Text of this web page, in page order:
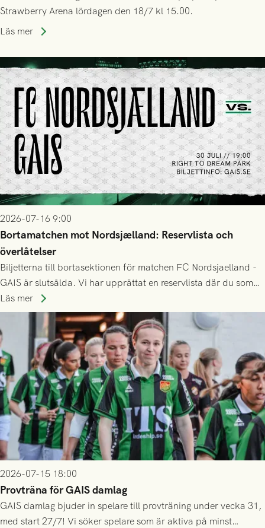
Strawberry Arena lördagen den 18/7 kl 15.00.
Läs mer
2026-07-16 9:00
Bortamatchen mot Nordsjælland: Reservlista och
överlåtelser
Biljetterna till bortasektionen för matchen FC Nordsjaelland -
GAIS är slutsålda. Vi har upprättat en reservlista där du som
ännu inte har någon biljett kan anmäla ditt intresse. Du kan
inte själv överlåta din biljett till någon annan.
Läs mer
2026-07-15 18:00
Provträna för GAIS damlag
GAIS damlag bjuder in spelare till provträning under vecka 31,
med start 27/7! Vi söker spelare som är aktiva på minst